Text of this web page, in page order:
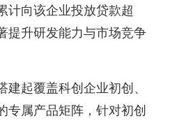
计向该企业投放贷款超
提升研发能力与市场竞争
建起覆盖科创企业初创、
专属产品矩阵，针对初创